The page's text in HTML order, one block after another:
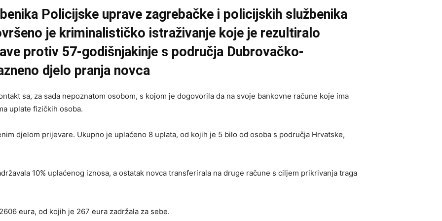
Policijske uprave zagrebačke i policijskih službenika
je kriminalističko istraživanje koje je rezultiralo
protiv 57-godišnjakinje s područja Dubrovačko-
djelo pranja novca
sa, za sada nepoznatom osobom, s kojom je dogovorila da na svoje bankovne račune koje ima
uplate fizičkih osoba.
djelom prijevare. Ukupno je uplaćeno 8 uplata, od kojih je 5 bilo od osoba s područja Hrvatske,
10% uplaćenog iznosa, a ostatak novca transferirala na druge račune s ciljem prikrivanja traga
eura, od kojih je 267 eura zadržala za sebe.